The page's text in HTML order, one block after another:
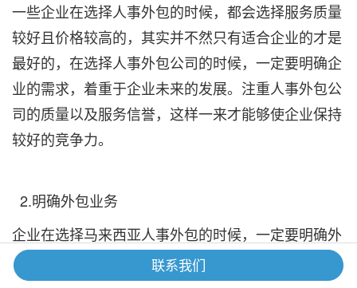
一些企业在选择人事外包的时候，都会选择服务质量
较好且价格较高的，其实并不然只有适合企业的才是
最好的，在选择人事外包公司的时候，一定要明确企
业的需求，着重于企业未来的发展。注重人事外包公
司的质量以及服务信誉，这样一来才能够使企业保持
较好的竞争力。
2.明确外包业务
企业在选择马来西亚人事外包的时候，一定要明确外
包的业务，对于人事管理方面的工作有很多，可以将
联系我们